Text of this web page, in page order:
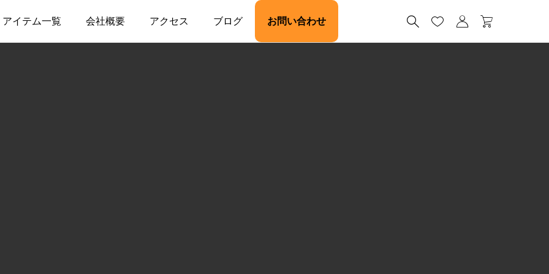
アイテム一覧 会社概要 アクセス ブログ お問い合わせ    